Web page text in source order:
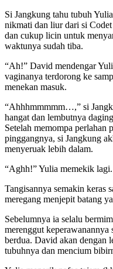
Si Jangkung tahu tubuh
nikmati dan liur dari si
dan cukup licin untuk
waktunya sudah tiba.
“Ah!” David mendengar
vaginanya terdorong ke
menekan masuk.
“Ahhhmmmmm…,” si
hangat dan lembutnya
Setelah memompa perlahan
pinggangnya, si Jangkung
menyeruak lebih dalam.
“Aghh!” Yulia memekik lagi.
Tangisannya semakin keras
meregang menjepit batang
Sebelumnya ia selalu
merenggut keperawanannya
berdua. David akan dengan
tubuhnya dan mencium